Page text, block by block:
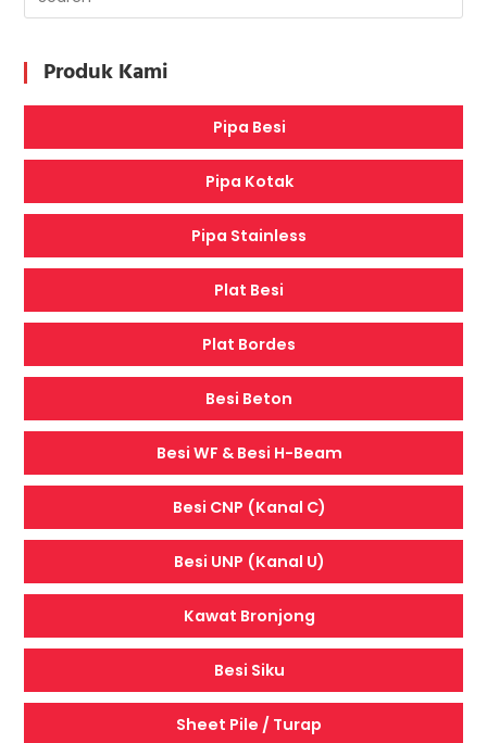
DERAJAT
Produk Kami
Pipa Besi
Pipa Kotak
Pipa Stainless
Plat Besi
Plat Bordes
Besi Beton
Besi WF & Besi H-Beam
Besi CNP (Kanal C)
Besi UNP (Kanal U)
Kawat Bronjong
Besi Siku
Sheet Pile / Turap